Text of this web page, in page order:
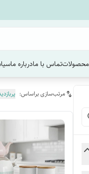
تماس با مادرباره ما
مرتب‌سازی براساس: